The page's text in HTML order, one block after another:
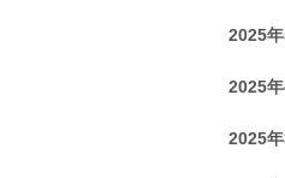
2025年
2025年
2025年